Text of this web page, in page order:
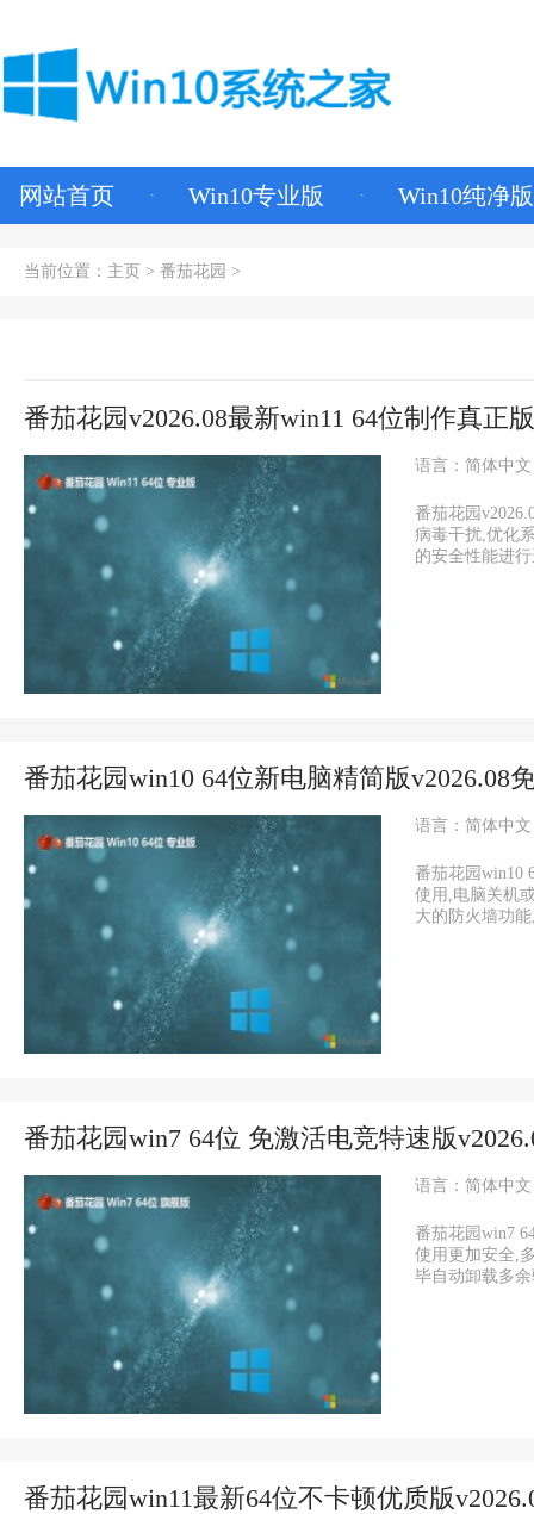
网站首页 Win10专业版 Win10纯净版
当前位置： 主页 > 番茄花园 >
番茄花园v2026.08最新win11 64位制作真正版
语言：简体中文
番茄花园
病毒干扰,优化
的安全性能进
番茄花园win10 64位新电脑精简版v2026.08
语言：简体中文
番茄花园win10
使用,电脑关机
大的防火墙功
番茄花园win7 64位 免激活电竞特速版
语言：简体中文
番茄花园win7
使用更加安全,
毕自动卸载多
番茄花园win11最新64位不卡顿优质版